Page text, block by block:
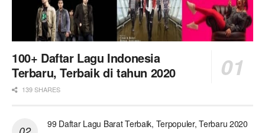
100+ Daftar Lagu Indonesia
Terbaru, Terbaik di tahun 2020
139 SHARES
99 Daftar Lagu Barat Terbaik, Terpopuler, Terbaru 2020